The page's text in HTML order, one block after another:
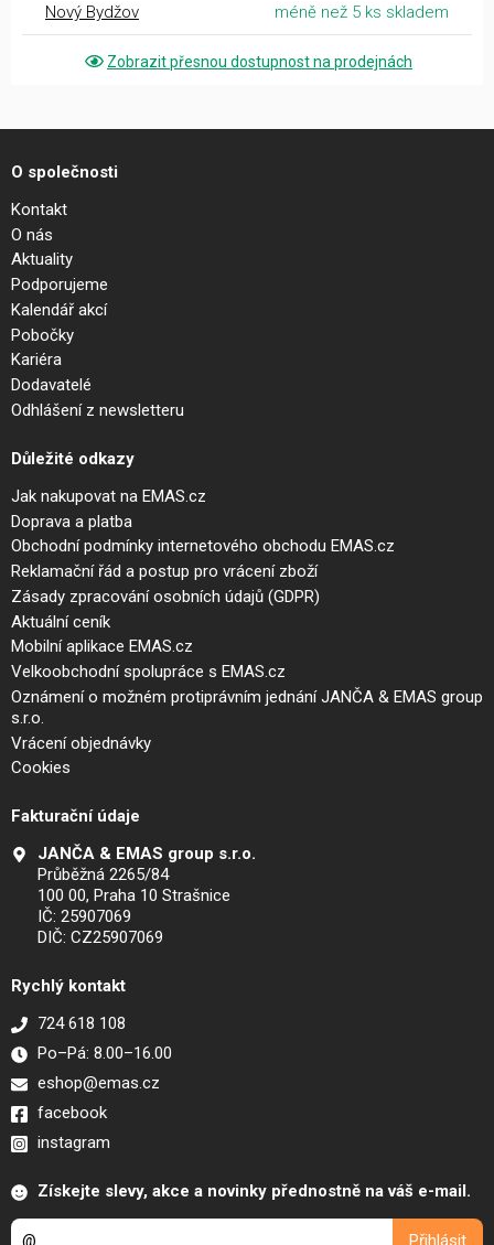
Nový Bydžov méně než 5 ks skladem
Zobrazit přesnou dostupnost na prodejnách
O společnosti
Kontakt
O nás
Aktuality
Podporujeme
Kalendář akcí
Pobočky
Kariéra
Dodavatelé
Odhlášení z newsletteru
Důležité odkazy
Jak nakupovat na EMAS.cz
Doprava a platba
Obchodní podmínky internetového obchodu EMAS.cz
Reklamační řád a postup pro vrácení zboží
Zásady zpracování osobních údajů (GDPR)
Aktuální ceník
Mobilní aplikace EMAS.cz
Velkoobchodní spolupráce s EMAS.cz
Oznámení o možném protiprávním jednání JANČA & EMAS group
s.r.o.
Vrácení objednávky
Cookies
Fakturační údaje
JANČA & EMAS group s.r.o.
Průběžná 2265/84
100 00, Praha 10 Strašnice
IČ: 25907069
DIČ: CZ25907069
Rychlý kontakt
724 618 108
Po–Pá: 8.00–16.00
eshop@emas.cz
facebook
instagram
Získejte slevy, akce a novinky přednostně na váš e-mail.